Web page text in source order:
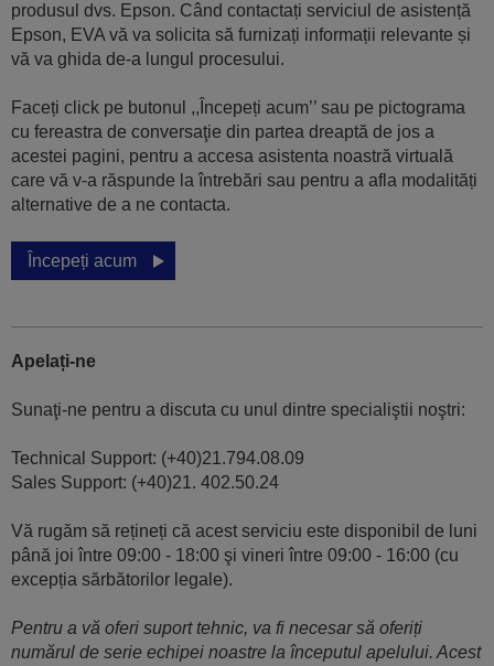
produsul dvs. Epson. Când contactați serviciul de asistență
Epson, EVA vă va solicita să furnizați informații relevante și
vă va ghida de-a lungul procesului.
Faceți click pe butonul ,,Începeți acum’’ sau pe pictograma
cu fereastra de conversaţie din partea dreaptă de jos a
acestei pagini, pentru a accesa asistenta noastră virtuală
care vă v-a răspunde la întrebări sau pentru a afla modalități
alternative de a ne contacta.
Începeți acum
Apelați-ne
Sunaţi-ne pentru a discuta cu unul dintre specialiştii noştri:
Technical Support: (+40)21.794.08.09
Sales Support: (+40)21. 402.50.24
Vă rugăm să rețineți că acest serviciu este disponibil de luni
până joi între 09:00 - 18:00 şi vineri între 09:00 - 16:00 (cu
excepția sărbătorilor legale).
Pentru a vă oferi suport tehnic, va fi necesar să oferiți
numărul de serie echipei noastre la începutul apelului. Acest